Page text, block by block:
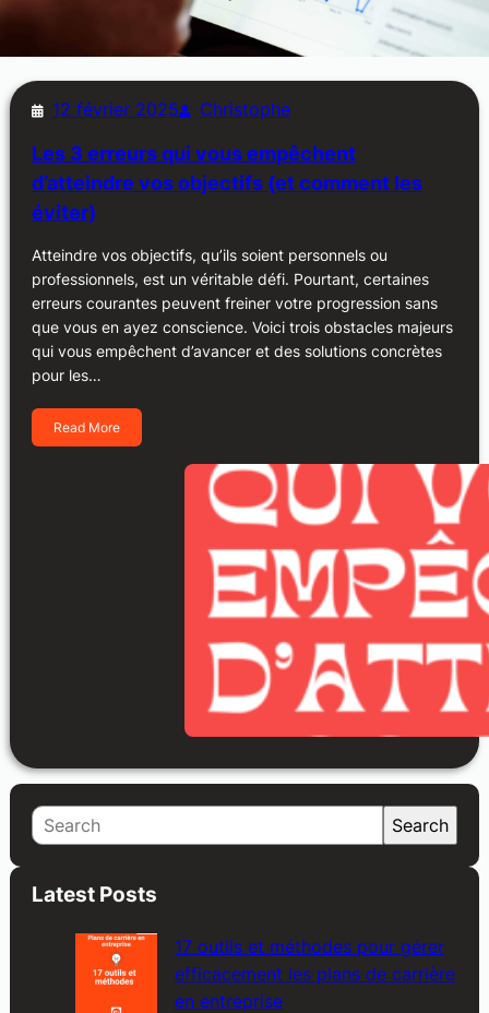
12 février 2025 Christophe
Les 3 erreurs qui vous empêchent
d’atteindre vos objectifs (et comment les
éviter)
Atteindre vos objectifs, qu’ils soient personnels ou
professionnels, est un véritable défi. Pourtant, certaines
erreurs courantes peuvent freiner votre progression sans
que vous en ayez conscience. Voici trois obstacles majeurs
qui vous empêchent d’avancer et des solutions concrètes
pour les…
Read More
S
e
r
Search
Latest Posts
17 outils et méthodes pour gérer
efficacement les plans de carrière
en entreprise